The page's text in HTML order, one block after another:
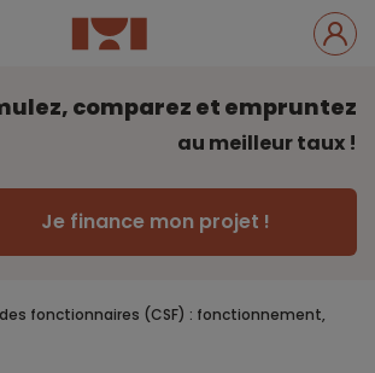
comparez et empruntez
au meilleur taux !
Je finance mon projet !
fonctionnaires (CSF) : fonctionnement,